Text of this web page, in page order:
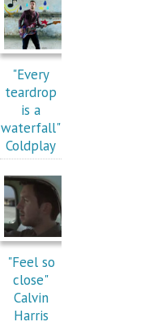
"Every
teardrop
is a
waterfall"
Coldplay
"Feel so
close"
Calvin
Harris